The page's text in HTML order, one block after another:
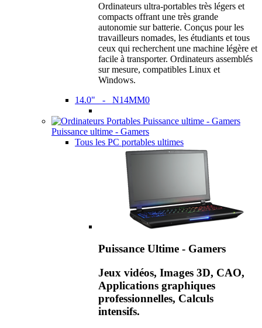
Ordinateurs ultra-portables très légers et
compacts offrant une très grande
autonomie sur batterie. Conçus pour les
travailleurs nomades, les étudiants et tous
ceux qui recherchent une machine légère et
facile à transporter. Ordinateurs assemblés
sur mesure, compatibles Linux et
Windows.
14.0" - N14MM0
Puissance ultime - Gamers
Tous les PC portables ultimes
Puissance Ultime - Gamers
Jeux vidéos, Images 3D, CAO,
Applications graphiques
professionnelles, Calculs
intensifs.